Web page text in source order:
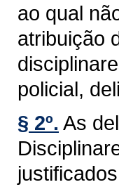
ao qual
atribuição
policial,
§ 2º. As